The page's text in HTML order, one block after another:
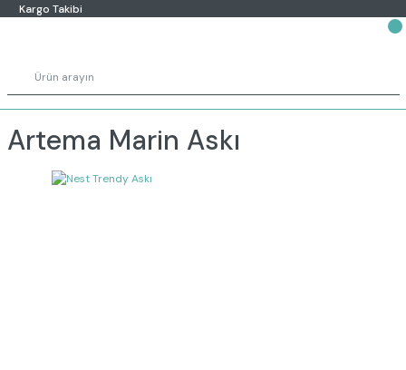
Kargo Takibi
Artema Marin Askı